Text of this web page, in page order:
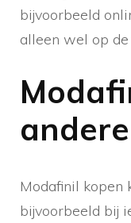
bijvoorbeeld
alleen wel op
Modafinil kopen
bijvoorbeeld bij